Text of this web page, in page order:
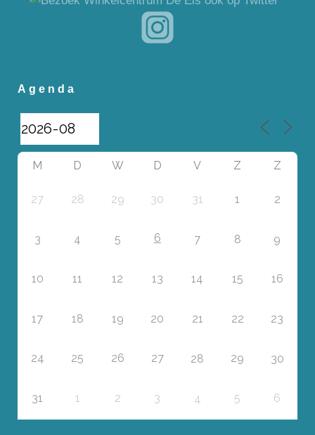
Agenda
M D W D V Z Z
27 28 29 30 31 1 2
3 4 5 6 7 8 9
10 11 12 13 14 15 16
17 18 19 20 21 22 23
24 25 26 27 28 29 30
31 1 2 3 4 5 6